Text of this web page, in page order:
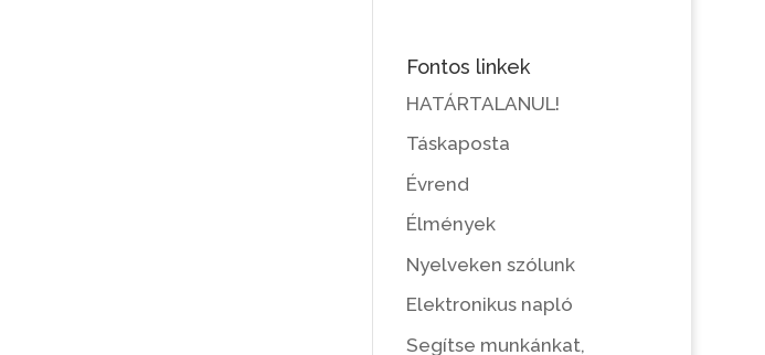
Fontos linkek
HATÁRTALANUL!
Táskaposta
Évrend
Élmények
Nyelveken szólunk
Elektronikus napló
Segítse munkánkat,